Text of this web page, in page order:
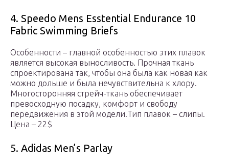
4. Speedo Mens Esstential Endurance 10
Fabric Swimming Briefs
Особенности – главной особенностью этих плавок
является высокая выносливость. Прочная ткань
спроектирована так, чтобы она была как новая как
можно дольше и была нечувствительна к хлору.
Многосторонняя стрейч-ткань обеспечивает
превосходную посадку, комфорт и свободу
передвижения в этой модели.Тип плавок – слипы.
Цена – 22$
5. Adidas Men’s Parlay